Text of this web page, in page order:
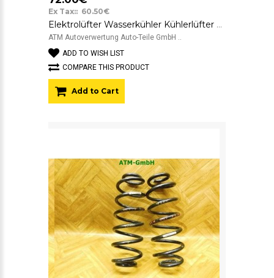
Ex Tax:: 60.50€
Elektrolüfter Wasserkühler Kühlerlüfter Lüfter Skoda Octavia 2 II 1K0121251DM
ATM Autoverwertung Auto-Teile GmbH ..
ADD TO WISH LIST
COMPARE THIS PRODUCT
Add to Cart